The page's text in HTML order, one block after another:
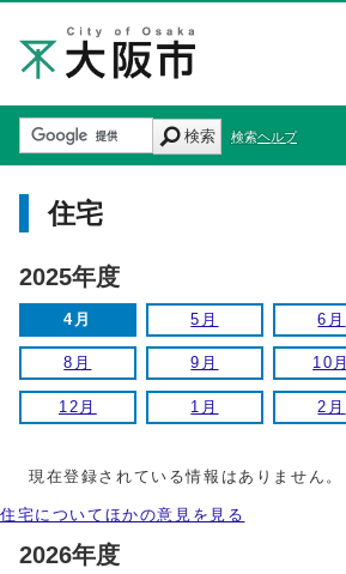
検索 検索ヘルプ
住宅
2025年度
4月 5月 6月
8月 9月 10月
12月 1月 2月
現在登録されている情報はありません。
住宅についてほかの意見を見る
2026年度